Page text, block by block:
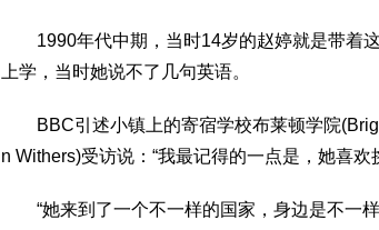
1990年代中期，当时14岁的赵婷就是带着这
上学，当时她说不了几句英语。
BBC引述小镇上的寄宿学校布莱顿学院
n Withers)受访说：“我最记得的一点是，她喜欢
“她来到了一个不一样的国家，身边是不一